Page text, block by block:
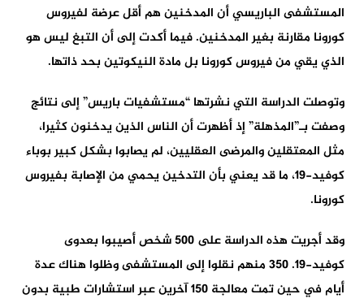
المستشفى الباريسي أن المدخنين هم أقل عرضة لفيروس
كورونا مقارنة بغير المدخنين. فيما أكدت إلى أن التبغ ليس هو
الذي يقي من فيروس كورونا بل مادة النيكوتين بحد ذاتها.
وتوصلت الدراسة التي نشرتها “مستشفيات باريس” إلى نتائج
وصفت بـ”المذهلة” إذ أظهرت أن الناس الذين يدخنون كثيرا،
مثل المعتقلين والمرضى العقليين، لم يصابوا بشكل كبير بوباء
كوفيد-19، ما قد يعني بأن التدخين يحمي من الإصابة بفيروس
كورونا.
وقد أجريت هذه الدراسة على 500 شخص أصيبوا بعدوى
كوفيد-19. 350 منهم نقلوا إلى المستشفى وظلوا هناك عدة
أيام في حين تمت معالجة 150 آخرين عبر استشارات طبية بدون